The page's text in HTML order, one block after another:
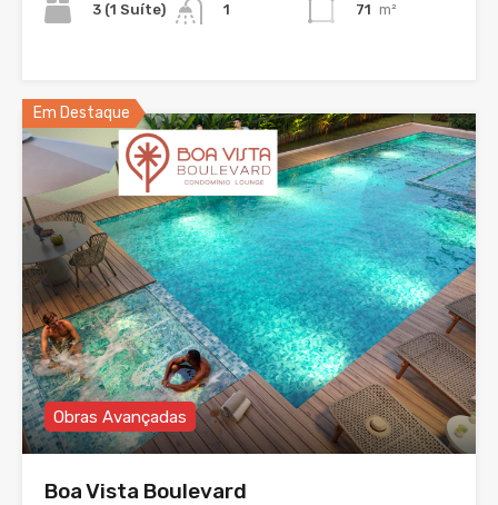
3 (1 Suíte)
1
71 m²
Em Destaque
Obras Avançadas
Boa Vista Boulevard